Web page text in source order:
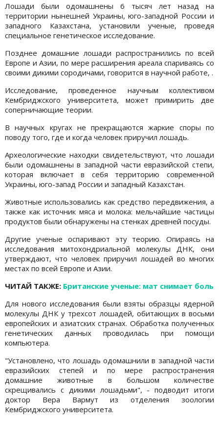
Лошади были одомашнены 6 тысяч лет назад на
территории нынешней Украины, юго-западной России и
западного Казахстана, установили ученые, проведя
специальное генетическое исследование.
Позднее домашние лошади распространились по всей
Европе и Азии, по мере расширения ареала спариваясь со
своими дикими сородичами, говорится в научной работе, .
Исследование, проведенное научным коллективом
Кембриджского университета, может примирить две
соперничающие теории.
В научных кругах не прекращаются жаркие споры по
поводу того, где и когда человек приручил лошадь.
Археологические находки свидетельствуют, что лошади
были одомашнены в западной части евразийской степи,
которая включает в себя территорию современной
Украины, юго-запад России и западный Казахстан.
Животные использовались как средство передвижения, а
также как источник мяса и молока: мельчайшие частицы
продуктов были обнаружены на стенках древней посуды.
Другие ученые оспаривают эту теорию. Опираясь на
исследования митохондриальной молекулы ДНК, они
утверждают, что человек приручил лошадей во многих
местах по всей Европе и Азии.
ЧИТАЙ ТАКЖЕ: Британские ученые: мат снимает боль
Для нового исследования были взяты образцы ядерной
молекулы ДНК у трехсот лошадей, обитающих в восьми
европейских и азиатских странах. Обработка полученных
генетических данных проводилась при помощи
компьютера.
"Установлено, что лошадь одомашнили в западной части
евразийских степей и по мере распространения
домашние животные в большом количестве
скрещивались с дикими лошадьми", - подводит итоги
доктор Вера Вармут из отделения зоологии
Кембриджского университета.